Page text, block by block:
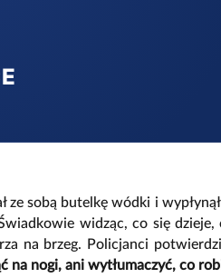
sobą butelkę wódki i wypłynął
widząc, co się dzieje,
na brzeg. Policjanci
na nogi, ani wytłumaczyć, co